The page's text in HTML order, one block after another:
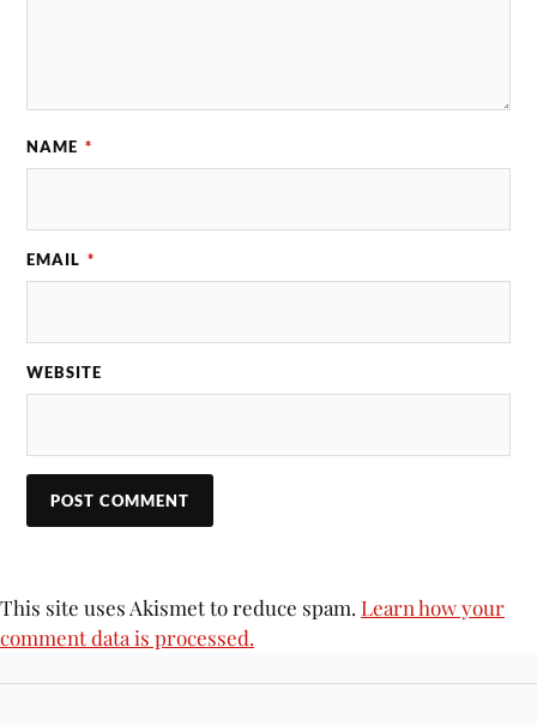
NAME *
EMAIL *
WEBSITE
This site uses Akismet to reduce spam. Learn how your
comment data is processed.